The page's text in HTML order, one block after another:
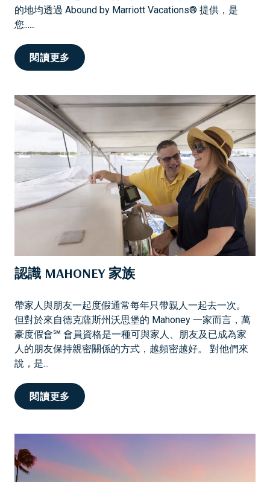
的地均透過 Abound by Marriott Vacations® 提供，是
您......
閱讀更多
備
、
設
定
、
放
鬆
！
各
地
的
極
水
療
假
期
認識 MAHONEY 家族
帶家人與朋友一起度假通常每年只帶親人一起去一次。
但對於來自德克薩斯州沃思堡的 Mahoney 一家而言，萬
豪度假會℠ 會員資格是一種可與家人、朋友及已成為家
人的朋友保持親密關係的方式，越頻密越好。 對他們來
說，是...
閱讀更多
識
O